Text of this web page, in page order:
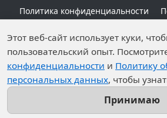
Политика конфиденциальности
Персональные данные
наличии правовых оснований в
ст.6 и ст.10.1 152-ФЗ.
запреты на обработку
опубликованных
Этот веб-сайт использует куки,
пользовательский опыт.
конфиденциальности и Политику
персональных данных, чтобы
Принимаю